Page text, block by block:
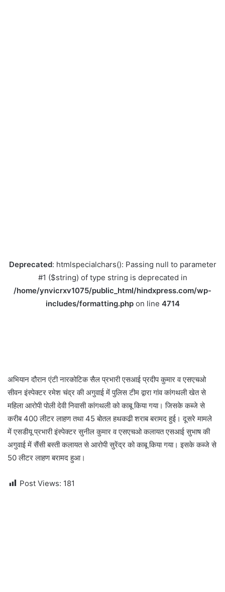
Deprecated: htmlspecialchars(): Passing null to parameter
#1 ($string) of type string is deprecated in
/home/ynvicrxv1075/public_html/hindxpress.com/wp-
includes/formatting.phpon line 4714
अभियान दौरान एंटी नारकोटिक सैल प्रभारी एसआई प्रदीप कुमार व एसएचओ
सीवन इंस्पेक्टर रमेश चंद्र की अगुवाई में पुलिस टीम द्वारा गांव कांगथली खेत से
महिला आरोपी पोली देवी निवासी कांगथली को काबू किया गया। जिसके कब्जे से
करीब 400 लीटर लाहण तथा 45 बोतल हथकढी शराब बरामद हुई। दूसरे मामले
में एसडीयू प्रभारी इंस्पेक्टर सुनील कुमार व एसएचओ कलायत एसआई सुभाष की
अगुवाई में सैंसी बस्ती कलायत से आरोपी सुरेंद्र को काबू किया गया। इसके कब्जे से
50 लीटर लाहण बरामद हुआ।
Post Views: 181